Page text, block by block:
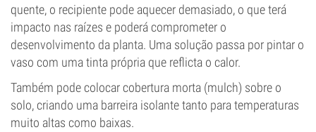
quente, o recipiente pode aquecer demasiado, o que terá
impacto nas raízes e poderá comprometer o
desenvolvimento da planta. Uma solução passa por pintar o
vaso com uma tinta própria que reflicta o calor.
Também pode colocar cobertura morta (mulch) sobre o
solo, criando uma barreira isolante tanto para temperaturas
muito altas como baixas.